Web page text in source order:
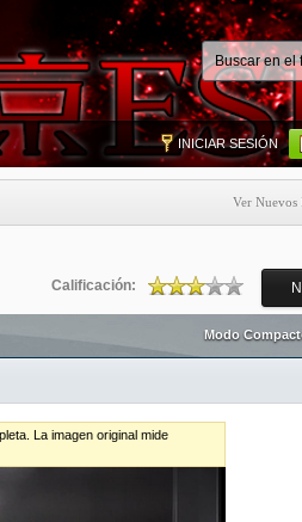
INICIAR SESIÓN
Ver Nuevos
Calificación:
Modo
La imagen original mide